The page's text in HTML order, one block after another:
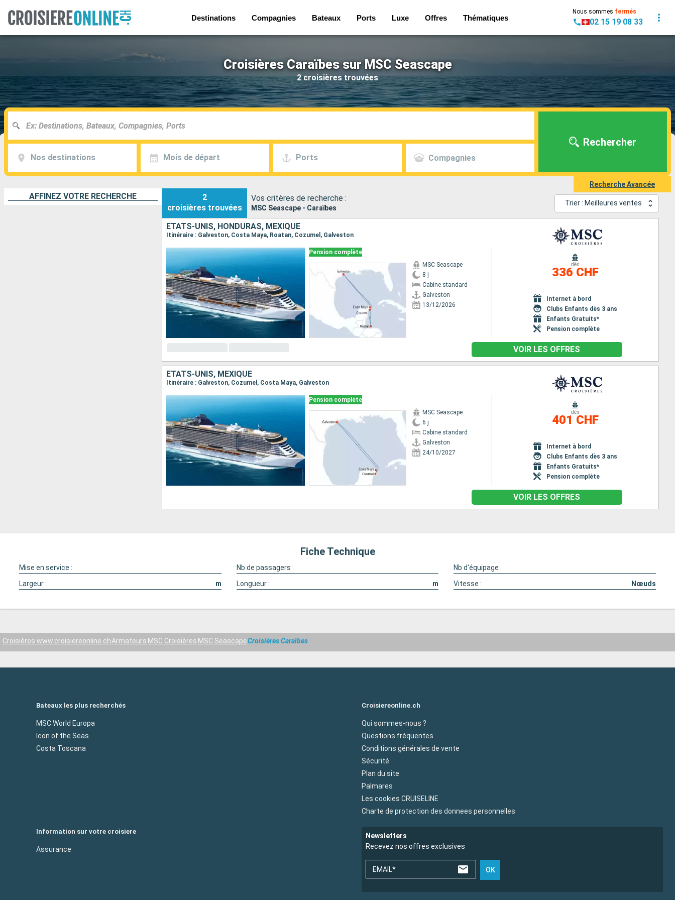
Destinations Compagnies Bateaux Ports Luxe Offres Thématiques
Nous sommes fermés
02 15 19 08 33
Croisières Caraïbes sur MSC Seascape
2 croisières trouvées
Nos destinations Mois de départ Ports Compagnies
Rechercher
Recherche Avancée
AFFINEZ VOTRE RECHERCHE
2
croisières trouvées
Vos critères de recherche :
MSC Seascape - Caraïbes
Trier : Meilleures ventes
ÉTATS-UNIS, HONDURAS, MEXIQUE
Itinéraire : Galveston, Costa Maya, Roatan, Cozumel, Galveston
Pension complète
MSC Seascape
8 j
Cabine standard
Galveston
13/12/2026
dès
336 CHF
Internet à bord
Clubs Enfants dès 3 ans
Enfants Gratuits*
Pension complète
VOIR LES OFFRES
ÉTATS-UNIS, MEXIQUE
Itinéraire : Galveston, Cozumel, Costa Maya, Galveston
Pension complète
MSC Seascape
6 j
Cabine standard
Galveston
24/10/2027
dès
401 CHF
Internet à bord
Clubs Enfants dès 3 ans
Enfants Gratuits*
Pension complète
VOIR LES OFFRES
Fiche Technique
Mise en service : Nb de passagers :
Nb d'équipage :
Largeur :
m Longueur : m Vitesse : Nœuds
Croisières www.croisiereonline.chArmateurs MSC Croisières MSC SeascapeCroisières Caraïbes
Bateaux les plus recherchés
MSC World Europa
Icon of the Seas
Costa Toscana
Croisiereonline.ch
Qui sommes-nous ?
Questions fréquentes
Conditions générales de vente
Sécurité
Plan du site
Palmares
Les cookies CRUISELINE
Charte de protection des donnees personnelles
Information sur votre croisiere
Assurance
Newsletters
Recevez nos offres exclusives
EMAIL* OK